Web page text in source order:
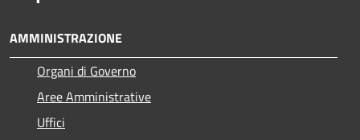
AMMINISTRAZIONE
Organi di Governo
Aree Amministrative
Uffici